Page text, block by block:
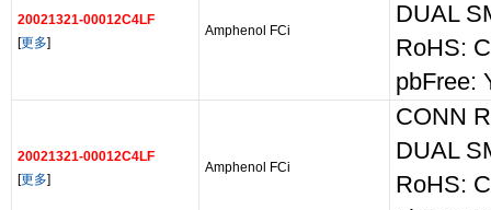
20021321-00012C4LF
[更多]
Amphenol FCi
DUAL
RoHS:
pbFree:
20021321-00012C4LF
[更多]
Amphenol FCi
CONN
DUAL
RoHS: